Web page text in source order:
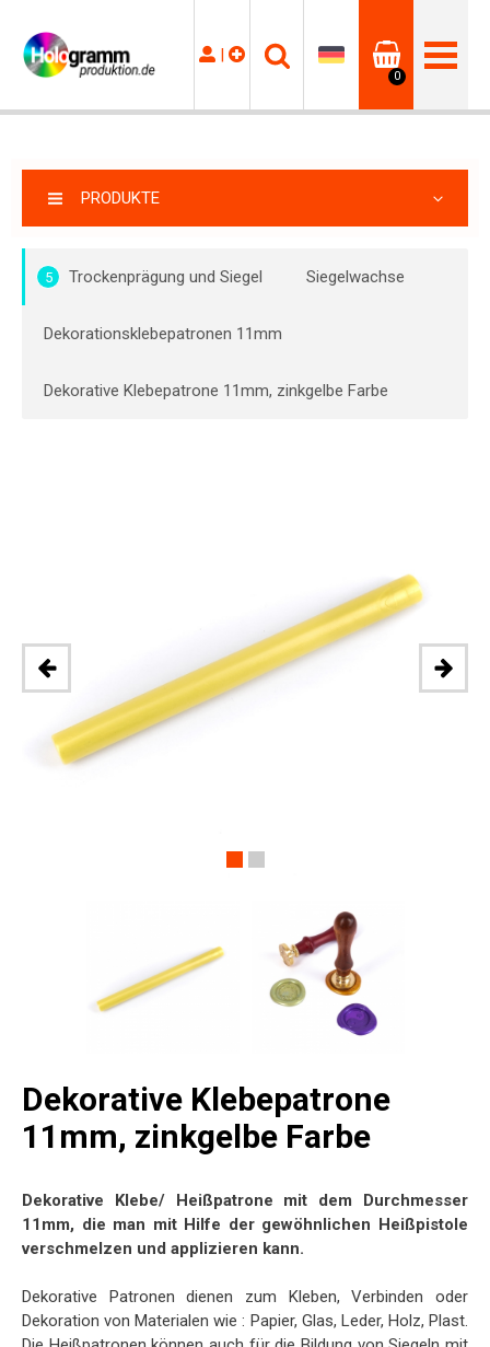
|
0
PRODUKTE
5 Trockenprägung und Siegel Siegelwachse
Dekorationsklebepatronen 11mm
Dekorative Klebepatrone 11mm, zinkgelbe Farbe
Dekorative Klebepatrone
11mm, zinkgelbe Farbe
Dekorative Klebe/ Heißpatrone mit dem Durchmesser
11mm, die man mit Hilfe der gewöhnlichen Heißpistole
verschmelzen und applizieren kann.
Dekorative Patronen dienen zum Kleben, Verbinden oder
Dekoration von Materialen wie : Papier, Glas, Leder, Holz, Plast.